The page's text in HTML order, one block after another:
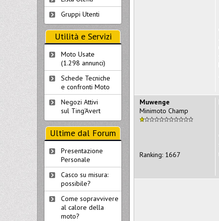
Muwenge
Minimoto Champ
Ranking: 1667
Gruppi Utenti
Utilità e Servizi
Moto Usate
(1.298 annunci)
Schede Tecniche
e confronti Moto
Negozi Attivi
sul Ting'Avert
Ultime dal Forum
Presentazione
Personale
Casco su misura:
possibile?
Come sopravvivere
al calore della
moto?